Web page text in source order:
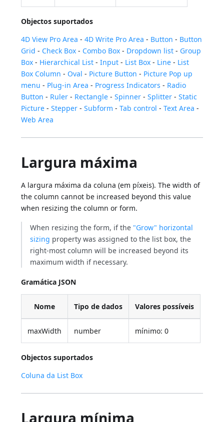
Objectos suportados
4D View Pro Area -4D Write Pro Area - Button - Button
Grid - Check Box - Combo Box - Dropdown list - Group
Box - Hierarchical List -Input - List Box - Line - List
Box Column - Oval - Picture Button - Picture Pop up
menu - Plug-in Area - Progress Indicators - Radio
Button - Ruler - Rectangle -Spinner -Splitter -Static
Picture -Stepper -Subform -Tab control -Text Area -
Web Area
Largura máxima
A largura máxima da coluna (em píxeis). The width of
the column cannot be increased beyond this value
when resizing the column or form.
When resizing the form, if the "Grow" horizontal
sizing property was assigned to the list box, the
right-most column will be increased beyond its
maximum width if necessary.
Gramática JSON
Nome Tipo de dados Valores possíveis
maxWidth number mínimo: 0
Objectos suportados
Coluna da List Box
Largura mínima